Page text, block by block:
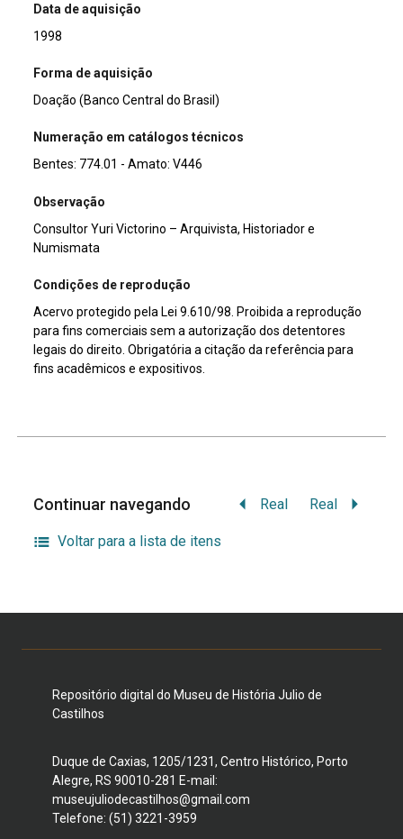
Data de aquisição
1998
Forma de aquisição
Doação (Banco Central do Brasil)
Numeração em catálogos técnicos
Bentes: 774.01 - Amato: V446
Observação
Consultor Yuri Victorino – Arquivista, Historiador e
Numismata
Condições de reprodução
Acervo protegido pela Lei 9.610/98. Proibida a reprodução
para fins comerciais sem a autorização dos detentores
legais do direito. Obrigatória a citação da referência para
fins acadêmicos e expositivos.
Continuar navegando Real Real
Voltar para a lista de itens
Repositório digital do Museu de História Julio de
Castilhos
Duque de Caxias, 1205/1231, Centro Histórico, Porto
Alegre, RS 90010-281 E-mail:
museujuliodecastilhos@gmail.com
Telefone: (51) 3221-3959